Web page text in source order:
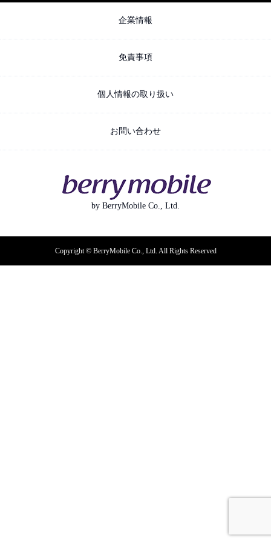
企業情報
免責事項
個人情報の取り扱い
お問い合わせ
by BerryMobile Co., Ltd.
Copyright © BerryMobile Co., Ltd. All Rights Reserved